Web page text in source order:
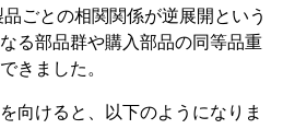
ごとの相関関係が逆展開という
る部品群や購入部品の同等品重
きました。
向けると、以下のようになりま